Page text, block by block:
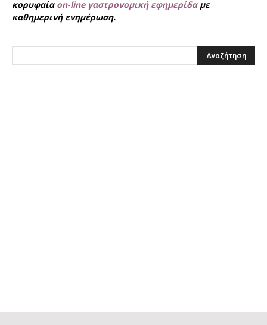
κορυφαία on-line γαστρονομική εφημερίδαμε
καθημερινή ενημέρωση.